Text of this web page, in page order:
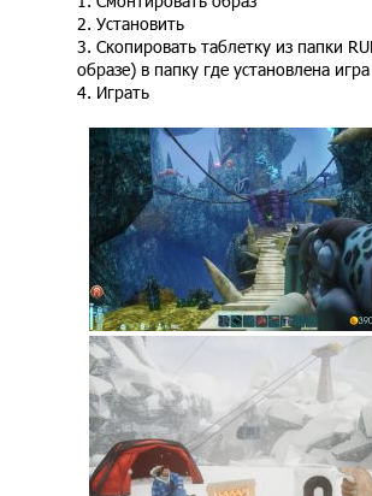
2. Установить
3. Скопировать таблетку из папки
образе) в папку где установлена игра
4. Играть